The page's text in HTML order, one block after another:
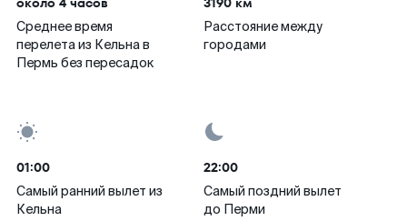
Среднее время
перелета из Кельна в
Пермь без пересадок
Расстояние между
городами
01:00
Самый ранний вылет из
Кельна
22:00
Самый поздний вылет
до Перми